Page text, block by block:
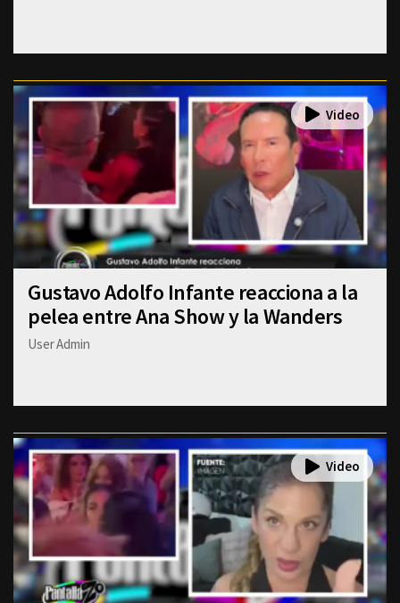
Gustavo Adolfo Infante reacciona a la
pelea entre Ana Show y la Wanders
User Admin